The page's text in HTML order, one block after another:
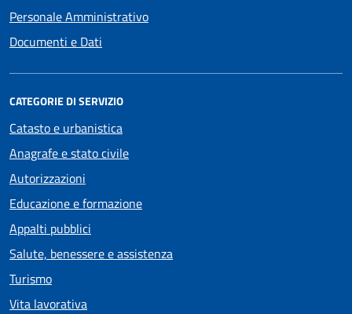
Personale Amministrativo
Documenti e Dati
CATEGORIE DI SERVIZIO
Catasto e urbanistica
Anagrafe e stato civile
Autorizzazioni
Educazione e formazione
Appalti pubblici
Salute, benessere e assistenza
Turismo
Vita lavorativa